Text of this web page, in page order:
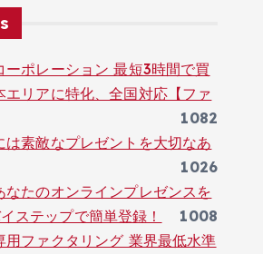
ーポレーション 最短3時間で買
リアに特化、全国対応【ファ
1082
は素敵なプレゼントを大切なあ
1026
なたのオンラインプレゼンスを
ステップで簡単登録！
1008
用ファクタリング 業界最低水準